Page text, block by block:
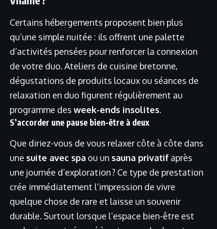
Certains hébergements proposent bien plus
qu’une simple nuitée : ils offrent une palette
d’activités pensées pour renforcer la connexion
de votre duo. Ateliers de cuisine bretonne,
dégustations de produits locaux ou séances de
relaxation en duo figurent régulièrement au
programme des week-ends insolites.
S’accorder une pause bien-être à deux
Que diriez-vous de vous relaxer côte à côte dans
une suite avec spa ou un sauna privatif après
une journée d’exploration ? Ce type de prestation
crée immédiatement l’impression de vivre
quelque chose de rare et laisse un souvenir
durable. Surtout lorsque l’espace bien-être est